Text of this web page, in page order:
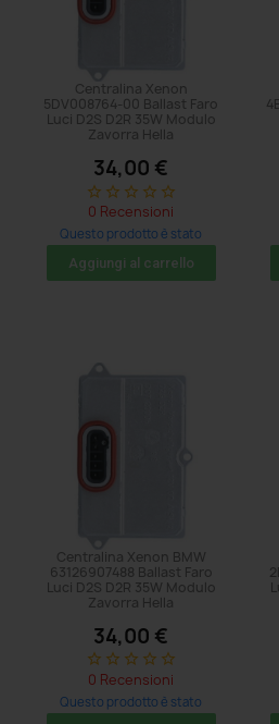
Centralina Xenon
5DV008764-00 Ballast Faro
Luci D2S D2R 35W Modulo
Zavorra Hella
34,00 €
star_border star_border star_border star_border star_border
0 Recensioni
Questo prodotto è stato
acquistato: 11 volte
Aggiungi al carrello
Centralina Xenon BMW
63126907488 Ballast Faro
Luci D2S D2R 35W Modulo
Zavorra Hella
34,00 €
star_border star_border star_border star_border star_border
0 Recensioni
Questo prodotto è stato